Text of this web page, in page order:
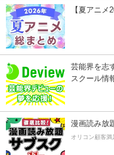
【夏アニ
芸能界を志
スクール情
漫画読み放
オリコン顧客